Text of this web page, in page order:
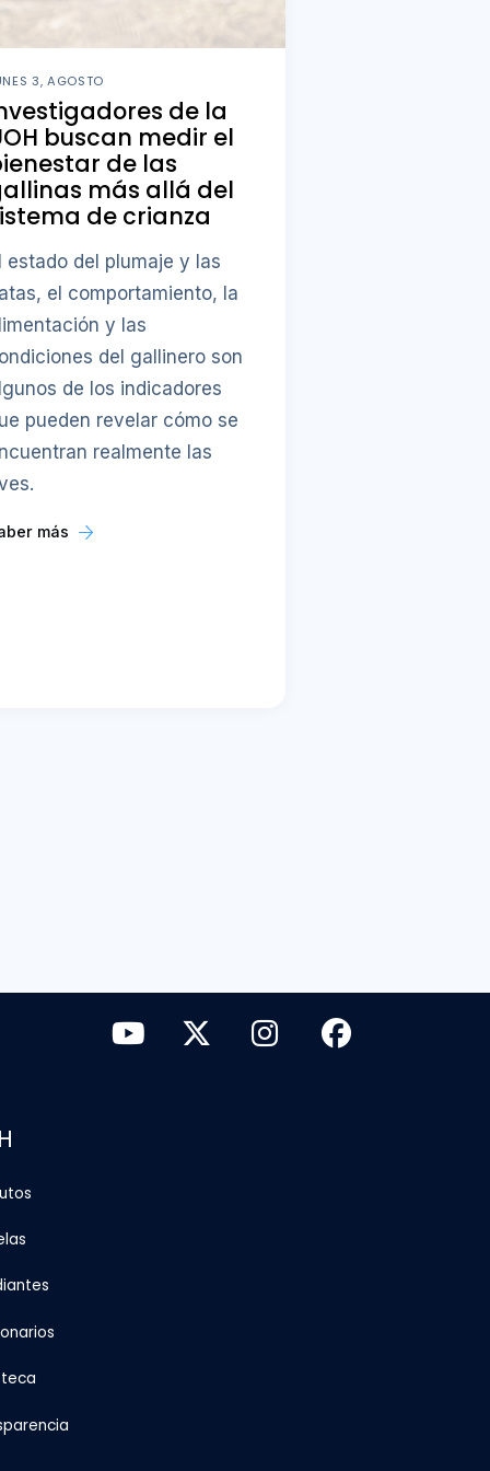
3, AGOSTO
de la
buscan medir el
de las
más allá del
de crianza
estado del plumaje y las
el comportamiento, la
y las
del gallinero son
de los indicadores
pueden revelar cómo se
realmente las
más